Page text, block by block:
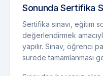
Sonunda Sertifika
Sertifika sınavı, eğitim
değerlendirmek
yapılır. Sınav, öğrenci
sürede tamamlanması